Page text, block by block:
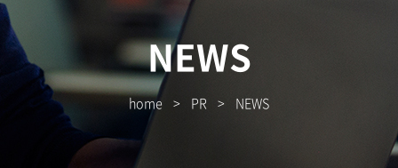
NEWS
home > PR > NEWS